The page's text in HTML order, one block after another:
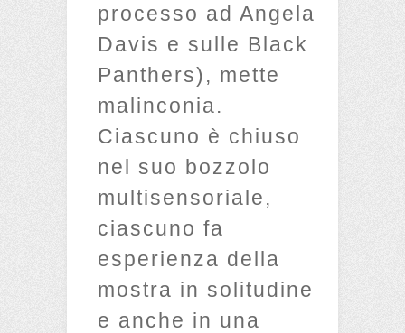
processo ad Angela
Davis e sulle Black
Panthers), mette
malinconia.
Ciascuno è chiuso
nel suo bozzolo
multisensoriale,
ciascuno fa
esperienza della
mostra in solitudine
e anche in una